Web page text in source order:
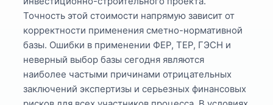
Точность этой стоимости напрямую зависит от
корректности применения сметно-нормативной
базы. Ошибки в применении ФЕР, ТЕР, ГЭСН и
неверный выбор базы сегодня являются
наиболее частыми причинами отрицательных
заключений экспертизы и серьезных финансовых